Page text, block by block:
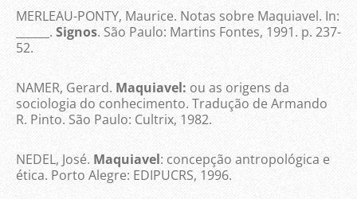
MERLEAU-PONTY, Maurice. Notas sobre Maquiavel. In:
______. Signos. São Paulo: Martins Fontes, 1991. p. 237-
52.
NAMER, Gerard. Maquiavel: ou as origens da
sociologia do conhecimento. Tradução de Armando
R. Pinto. São Paulo: Cultrix, 1982.
NEDEL, José. Maquiavel: concepção antropológica e
ética. Porto Alegre: EDIPUCRS, 1996.